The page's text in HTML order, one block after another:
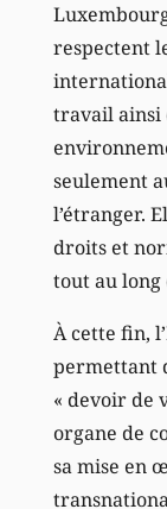
respectent
travail ainsi
seulement
l’étranger.
droits et
tout au long
À cette fin,
permettant
« devoir de
organe de
sa mise en